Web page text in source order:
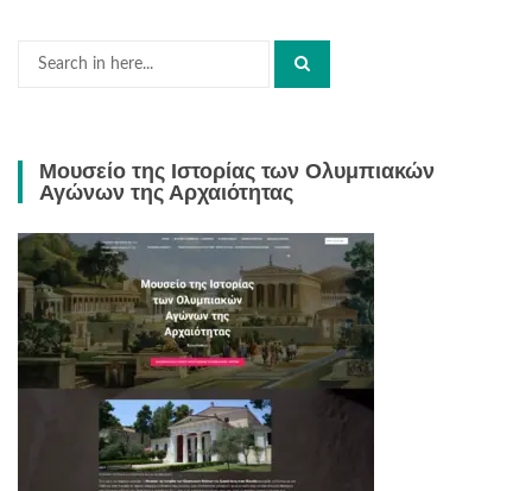
Μουσείο της Ιστορίας των Ολυμπιακών
Αγώνων της Αρχαιότητας